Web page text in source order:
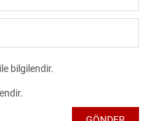
bilgilendir.